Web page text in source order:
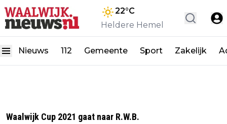
22°C
Heldere Hemel
Nieuws 112 Gemeente Sport Zakelijk
Waalwijk Cup 2021 gaat naar R.W.B.